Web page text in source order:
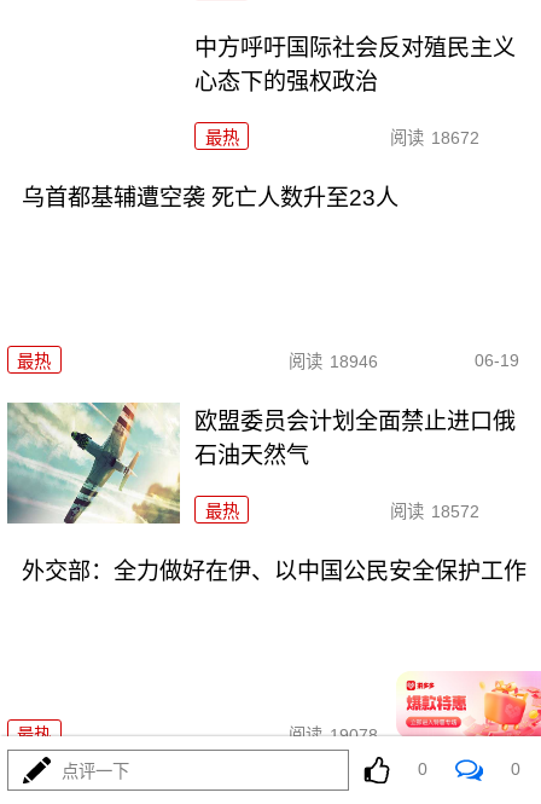
中方呼吁国际社会反对殖民主义
心态下的强权政治
最热 阅读 18672
乌首都基辅遭空袭 死亡人数升至23人
最热 阅读 18946 06-19
欧盟委员会计划全面禁止进口俄
石油天然气
最热 阅读 18572
外交部：全力做好在伊、以中国公民安全保护工作
最热 阅读 19078 06-17
俄乌再次换俘
点评一下 0 0